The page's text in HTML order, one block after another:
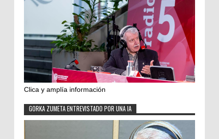
Clica y amplía información
GORKA ZUMETA ENTREVISTADO POR UNA IA